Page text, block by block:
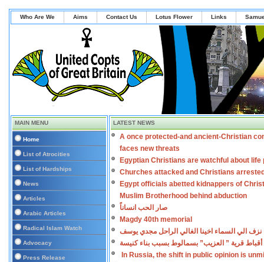
Who Are We Aims Contact Us Lotus Flower Links
MAIN MENU
Home
List of Atrocities
List of Hardships
News
Articles
Arabic Articles
Radical Islam Watch
Advocacy
Press Release
LATEST NEWS
A once protected-and ancient-Christian
faces new threats
Egyptian Christians are watchful about life
Churches attacked and Christians
Egypt officials abetted kidnappers of
Muslim Brotherhood behind abduction
صار الحب انساناً
Magdy 40th memorial
نزف الي السماء اخينا الغالي الراحل مجدي يوسف
أقباط قرية ” العزيب” بسمالوط بسبب بناء كنيسة
In Russia, the shift in public opinion is